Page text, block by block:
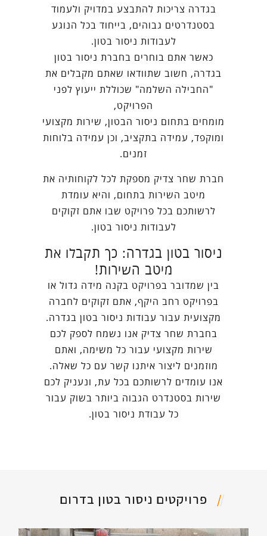
בגדרה צריכות להתבצע במדויק ולעמוד
בסטנדרטים גבוהים, בייחוד בכל הנוגע
לעבודות ניסור בטון.
כאשר אתם בוחרים בחברת ניסור בטון
בגדרה, חשוב שתוודאו שאתם מקבלים את
"החבילה השלמה" שכוללת ייעוץ לפני
הפרויקט,
מומחים בתחום ניסור הבטון, שירות מקצועי
ומוקפד, עמידה בתקציב, וכן עמידה בלוחות
זמנים.
חברת שחר צדיק מספקת לכל לקוחותיה את
מיטב השירות בתחום, והיא עומדת
לרשותכם בכל פרויקט שבו אתם זקוקים
לעבודות ניסור בטון.
ניסור בטון בגדרה: כך תקבלו את
מיטב השירות!
בין שמדובר בפרויקט בקנה מידה גדול או
בפרויקט רחב היקף, אתם זקוקים לחברה
מקצועית עבור עבודות ניסור בטון בגדרה.
בחברת שחר צדיק אנו נשמח לספק לכם
שירות מקצועי עבור כל משימה, ואתם
מוזמנים ליצור איתנו קשר עם כל שאלה.
אנו עומדים לרשותכם בכל עת, ונעניק לכם
שירות בסטנדרט הגבוה ביותר בשוק עבור
כל עבודת ניסור בטון.
פרויקטים ניסור בטון בדרום